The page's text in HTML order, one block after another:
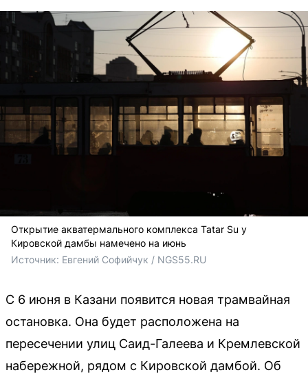
Открытие акватермального комплекса Tatar Su у
Кировской дамбы намечено на июнь
Источник: Евгений Софийчук / NGS55.RU
С 6 июня в Казани появится новая трамвайная
остановка. Она будет расположена на
пересечении улиц Саид-Галеева и Кремлевской
набережной, рядом с Кировской дамбой. Об